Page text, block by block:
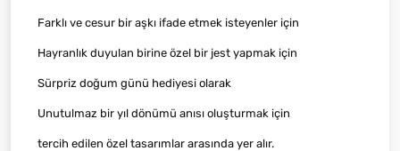
Farklı ve cesur bir aşkı ifade etmek isteyenler için
Hayranlık duyulan birine özel bir jest yapmak için
Sürpriz doğum günü hediyesi olarak
Unutulmaz bir yıl dönümü anısı oluşturmak için
tercih edilen özel tasarımlar arasında yer alır.